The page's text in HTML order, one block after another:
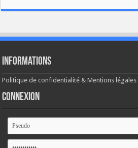
Informations
Politique de confidentialité & Mentions légales
Connexion